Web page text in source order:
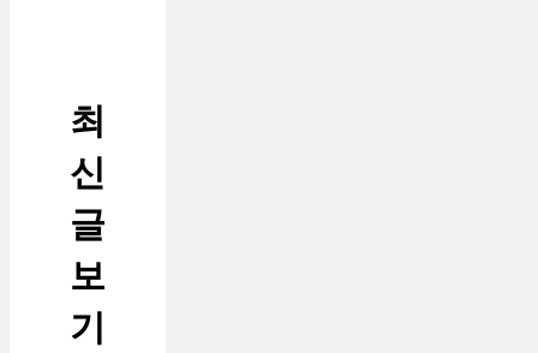
최
신
글
보
기